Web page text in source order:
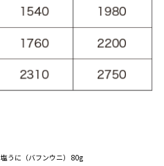
塩うに（バフンウニ） 80g